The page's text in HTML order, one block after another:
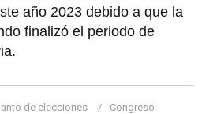
año 2023 debido a que la
finalizó el periodo de
de elecciones
Congreso